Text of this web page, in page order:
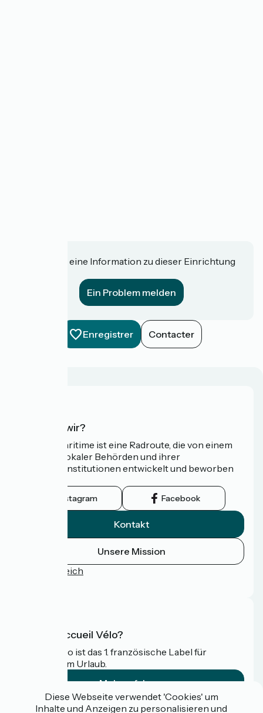
Haben Sie eine Information zu dieser Einrichtung
Ein Problem melden
Enregistrer Contacter
Wer sind wir?
Die Vélomaritime ist eine Radroute, die von einem
Netzwerk lokaler Behörden und ihrer
Tourismusinstitutionen entwickelt und beworben
Instagram Facebook
Kontakt
Unsere Mission
Pressebereich
Was ist Accueil Vélo?
Accueil Vélo ist das 1. französische Label für
Radfahrer im Urlaub.
Mehr erfahren
Diese Webseite verwendet 'Cookies' um
Inhalte und Anzeigen zu personalisieren und